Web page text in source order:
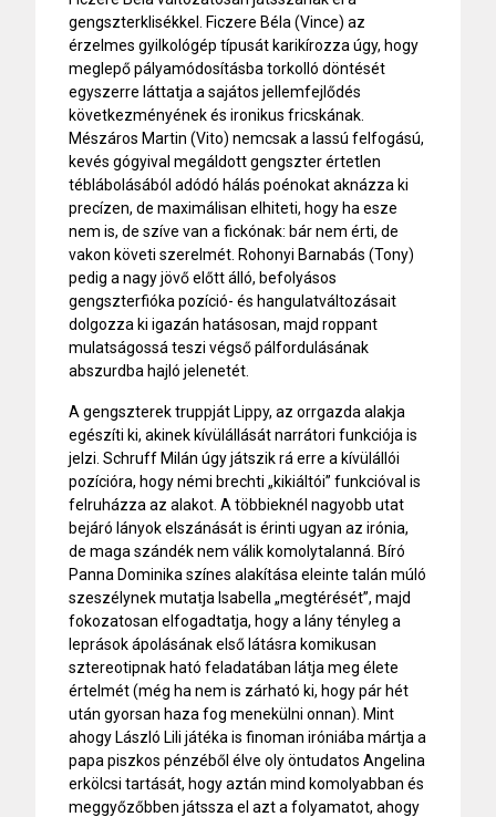
gengszterklisékkel. Ficzere Béla (Vince) az
érzelmes gyilkológép típusát karikírozza úgy, hogy
meglepő pályamódosításba torkolló döntését
egyszerre láttatja a sajátos jellemfejlődés
következményének és ironikus fricskának.
Mészáros Martin (Vito) nemcsak a lassú felfogású,
kevés gógyival megáldott gengszter értetlen
téblábolásából adódó hálás poénokat aknázza ki
precízen, de maximálisan elhiteti, hogy ha esze
nem is, de szíve van a fickónak: bár nem érti, de
vakon követi szerelmét. Rohonyi Barnabás (Tony)
pedig a nagy jövő előtt álló, befolyásos
gengszterfióka pozíció- és hangulatváltozásait
dolgozza ki igazán hatásosan, majd roppant
mulatságossá teszi végső pálfordulásának
abszurdba hajló jelenetét.
A gengszterek truppját Lippy, az orrgazda alakja
egészíti ki, akinek kívülállását narrátori funkciója is
jelzi. Schruff Milán úgy játszik rá erre a kívülállói
pozícióra, hogy némi brechti „kikiáltói” funkcióval is
felruházza az alakot. A többieknél nagyobb utat
bejáró lányok elszánását is érinti ugyan az irónia,
de maga szándék nem válik komolytalanná. Bíró
Panna Dominika színes alakítása eleinte talán múló
szeszélynek mutatja Isabella „megtérését”, majd
fokozatosan elfogadtatja, hogy a lány tényleg a
leprások ápolásának első látásra komikusan
sztereotipnak ható feladatában látja meg élete
értelmét (még ha nem is zárható ki, hogy pár hét
után gyorsan haza fog menekülni onnan). Mint
ahogy László Lili játéka is finoman iróniába mártja a
papa piszkos pénzéből élve oly öntudatos Angelina
erkölcsi tartását, hogy aztán mind komolyabban és
meggyőzőbben játssza el azt a folyamatot, ahogy